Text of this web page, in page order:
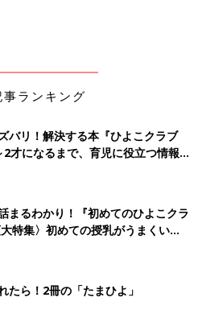
のポトフー （離乳後期 9～11
9～11カ月ごろ】 野菜たっぷり。体
牛肉と野菜のポトフー 」 離乳食の
め。
栄養士）
めの365日の離乳食カレンダー
365日の離乳食カレンダ
ランキング
バリ！解決する本『ひよこクラブ
になるまで、育児に役立つ情報が
まるわかり！『初めてのひよこクラ
特集〉初めての授乳がうまくい
ルクの基本と夏のトラブル 解決テ
たら！2冊の「たまひよ」